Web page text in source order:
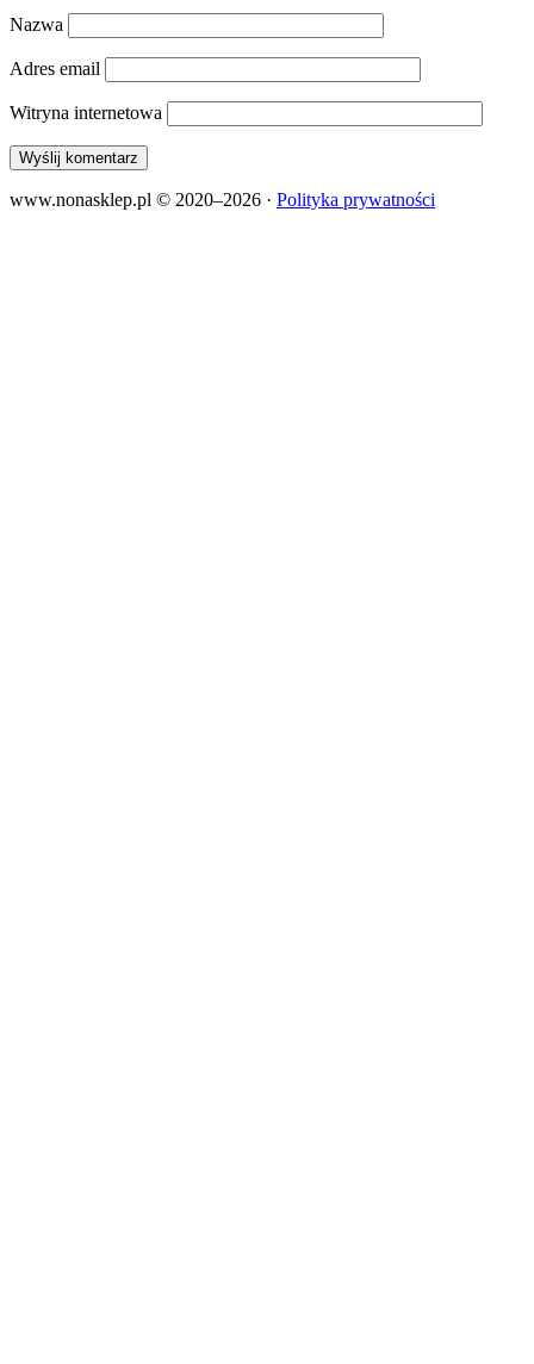
Nazwa
Adres email
Witryna internetowa
www.nonasklep.pl © 2020–2026 · Polityka prywatności